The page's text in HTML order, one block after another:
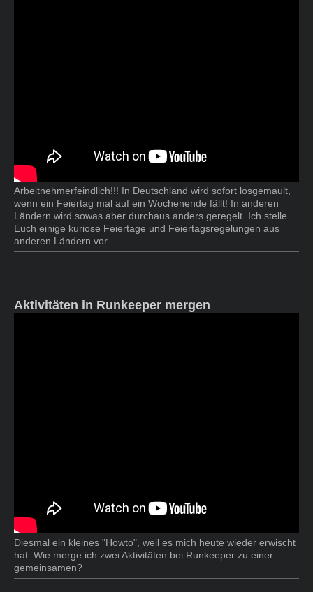
Arbeitnehmerfeindlich!!! In Deutschland wird sofort losgemault,
wenn ein Feiertag mal auf ein Wochenende fällt! In anderen
Ländern wird sowas aber durchaus anders geregelt. Ich stelle
Euch einige kuriose Feiertage und Feiertagsregelungen aus
anderen Ländern vor.
Aktivitäten in Runkeeper mergen
Diesmal ein kleines "Howto", weil es mich heute wieder erwischt
hat. Wie merge ich zwei Aktivitäten bei Runkeeper zu einer
gemeinsamen?